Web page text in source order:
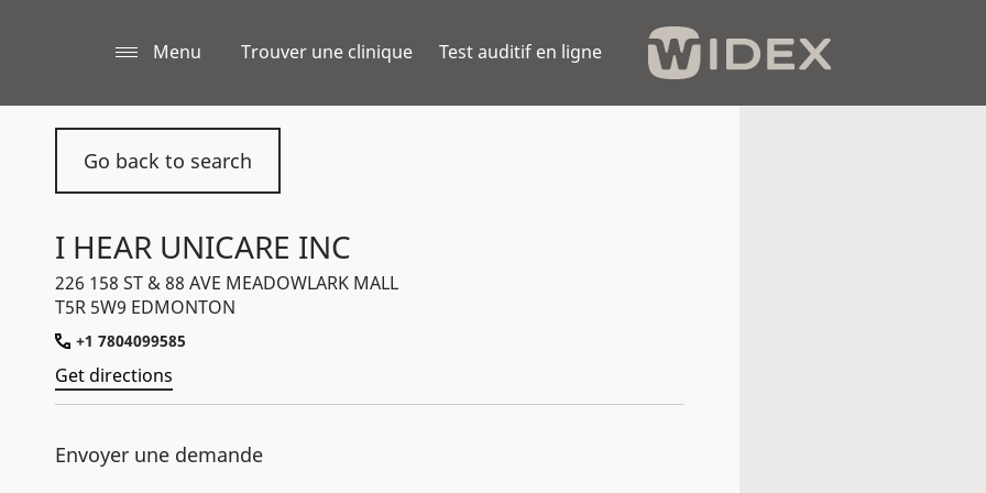
Menu Trouver une clinique Test auditif en ligne
Go back to search
I HEAR UNICARE INC
226 158 ST & 88 AVE MEADOWLARK MALL
T5R 5W9 EDMONTON
+1 7804099585
Get directions
Envoyer une demande